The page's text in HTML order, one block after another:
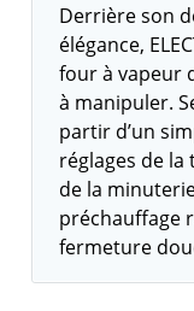
Derrière son
élégance,
four à vapeur
à manipuler.
partir d’un
réglages de
de la
préchauffage
fermeture